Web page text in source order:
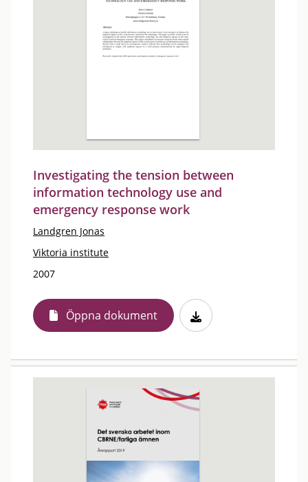
Investigating the tension between
information technology use and
emergency response work
Landgren Jonas
Viktoria institute
2007
Öppna dokument